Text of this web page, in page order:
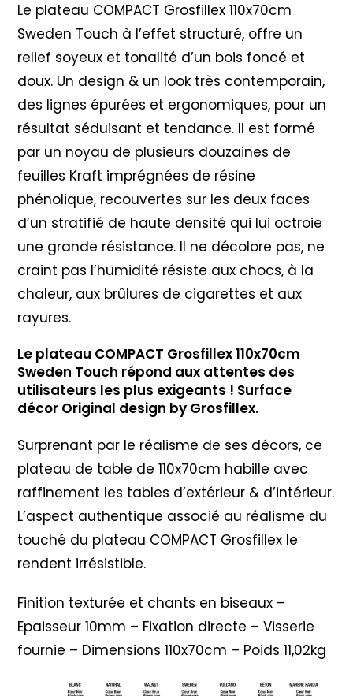
Le plateau COMPACT Grosfillex 110x70cm
Sweden Touch à l’effet structuré, offre un
relief soyeux et tonalité d’un bois foncé et
doux. Un design & un look très contemporain,
des lignes épurées et ergonomiques, pour un
résultat séduisant et tendance. Il est formé
par un noyau de plusieurs douzaines de
feuilles Kraft imprégnées de résine
phénolique, recouvertes sur les deux faces
d’un stratifié de haute densité qui lui octroie
une grande résistance. Il ne décolore pas, ne
craint pas l’humidité résiste aux chocs, à la
chaleur, aux brûlures de cigarettes et aux
rayures.
Le plateau COMPACT Grosfillex 110x70cm
Sweden Touch répond aux attentes des
utilisateurs les plus exigeants ! Surface
décor Original design by Grosfillex.
Surprenant par le réalisme de ses décors, ce
plateau de table de 110x70cm habille avec
raffinement les tables d’extérieur & d’intérieur.
L’aspect authentique associé au réalisme du
touché du plateau COMPACT Grosfillex le
rendent irrésistible.
Finition texturée et chants en biseaux –
Epaisseur 10mm – Fixation directe – Visserie
fournie – Dimensions 110x70cm – Poids 11,02kg